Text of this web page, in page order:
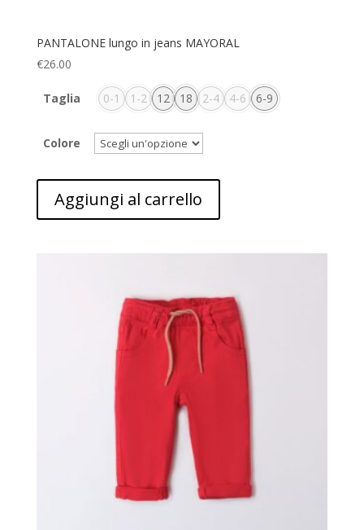
PANTALONE lungo in jeans MAYORAL
€26.00
Taglia 0-1 1-2 12 18 2-4 4-6 6-9
Colore
Aggiungi al carrello